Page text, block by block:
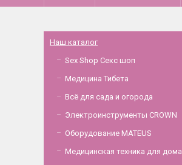
Наш каталог
Sex Shop Секс шоп
Медицина Тибета
Всё для сада и огорода
Электроинструменты CROWN
Оборудование MATEUS
Медицинская техника для дома